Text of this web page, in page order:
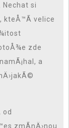
Nechat si
kteÅ™Ã­ velice
zde
a
od
zmÃ­nÄ›nou